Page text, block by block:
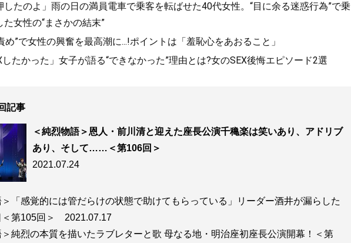
白と黒とハッピー~純烈物語 』
たのよ」雨の日の満員電車で乗客を転ばせた40代女性。“目に余る迷惑行為”で乗
女性の“まさかの結末”
め”で女性の興奮を最高潮に...!ポイントは「羞恥心をあおること」
たかった」女子が語る“できなかった”理由とは?女のSEX後悔エピソード2選
記事
＜純烈物語＞恩人・前川清と迎えた座長公演千穐楽は笑いあり、アドリブ
あり、そして……＜第106回＞
2021.07.24
＞「感覚的には管だらけの状態で助けてもらっている」リーダー酒井が漏らした
＜第105回＞ 2021.07.17
＞純烈の本質を描いたラブレターと歌 母なる地・明治座初座長公演開幕！＜第